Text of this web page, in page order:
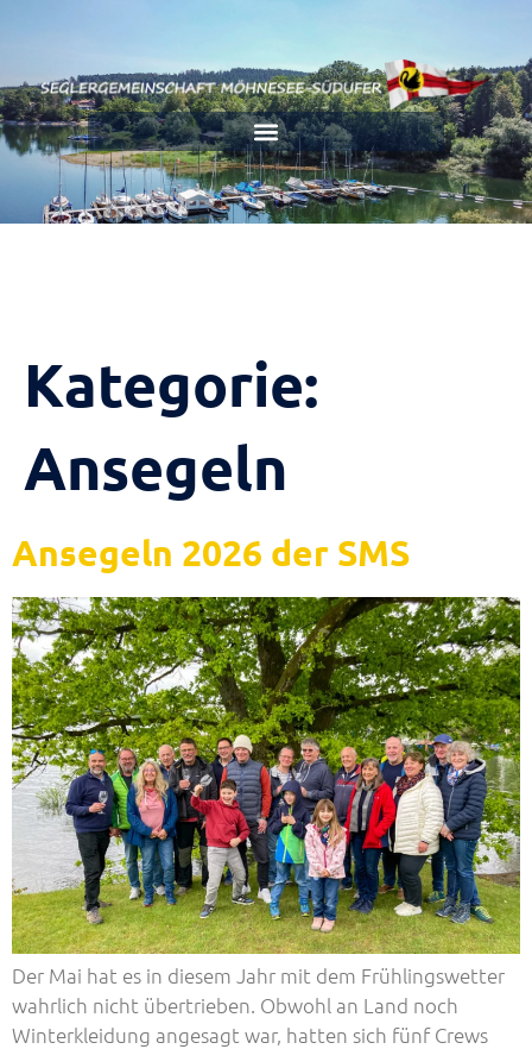
Kategorie:
Ansegeln
Ansegeln 2026 der SMS
Der Mai hat es in diesem Jahr mit dem Frühlingswetter
wahrlich nicht übertrieben. Obwohl an Land noch
Winterkleidung angesagt war, hatten sich fünf Crews